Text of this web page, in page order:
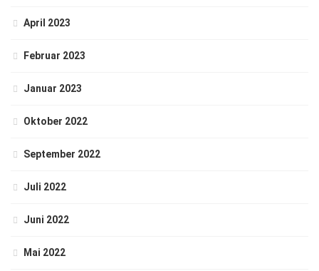
April 2023
Februar 2023
Januar 2023
Oktober 2022
September 2022
Juli 2022
Juni 2022
Mai 2022